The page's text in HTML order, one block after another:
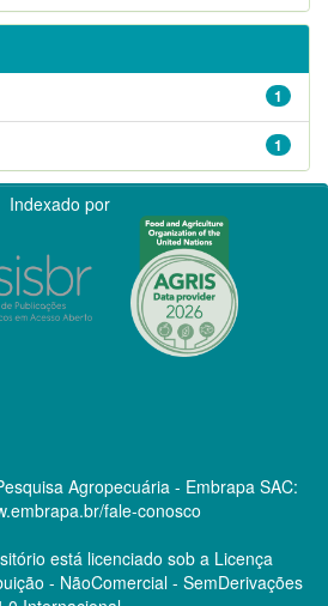
1
1
Indexado por
Agropecuária - Embrapa SAC:
fale-conosco
está licenciado sob a Licença
- NãoComercial - SemDerivações